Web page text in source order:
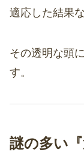
適応した結果
その透明な頭
す。
謎の多い